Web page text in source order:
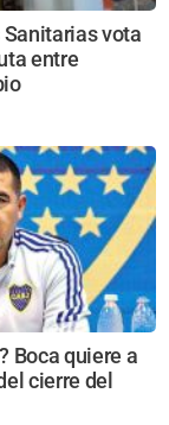
Sanitarias vota
entre
Boca quiere a
cierre del